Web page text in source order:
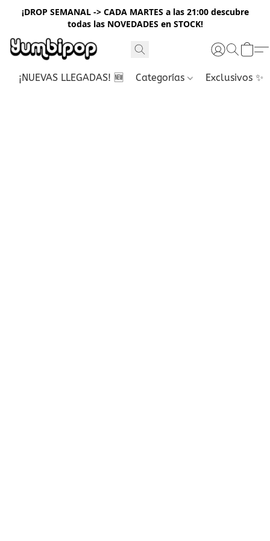
¡DROP SEMANAL -> CADA MARTES a las 21:00 descubre
todas las NOVEDADES en STOCK!
¡NUEVAS LLEGADAS! 🆕 Categorías Exclusivos ✨